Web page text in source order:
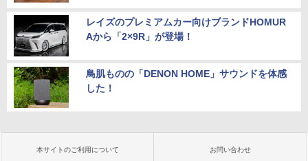
レイズのプレミアムカー向けブランドHOMUR
Aから「2×9R」が登場！
鳥肌ものの「DENON HOME」サウンドを体感
した！
本サイトのご利用について お問い合わせ